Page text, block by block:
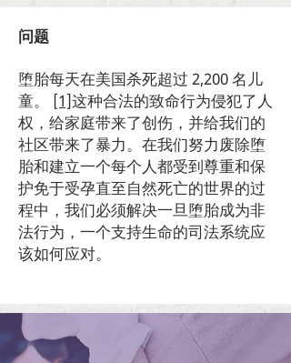
问题
堕胎每天在美国杀死超过 2,200 名儿
童。 [1]这种合法的致命行为侵犯了人
权，给家庭带来了创伤，并给我们的
社区带来了暴力。在我们努力废除堕
胎和建立一个每个人都受到尊重和保
护免于受孕直至自然死亡的世界的过
程中，我们必须解决一旦堕胎成为非
法行为，一个支持生命的司法系统应
该如何应对。